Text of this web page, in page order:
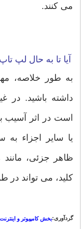
می کنند.
آیا تا به حال لپ
به طور خلاصه،
داشته باشید.
است در اثر آسیب
یا سایر اجزاء
ظاهر جزئی،
کلید، می تواند
گردآوری:بخش کامپیوتر و اینترنت